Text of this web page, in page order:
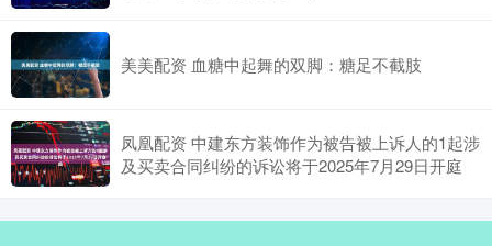
美美配资 血糖中起舞的双脚：糖足不截肢
凤凰配资 中建东方装饰作为被告被上诉人的1起涉
及买卖合同纠纷的诉讼将于2025年7月29日开庭